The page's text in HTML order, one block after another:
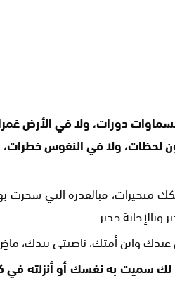
دورات، ولا في الأرض
لحظات، ولا في النفوس خطرات،
متحيرات، فبالقدرة التي سخرت
جدير.
عبدك وابن أمتك، ناصيتي
سميت به نفسك أو أنزلته في